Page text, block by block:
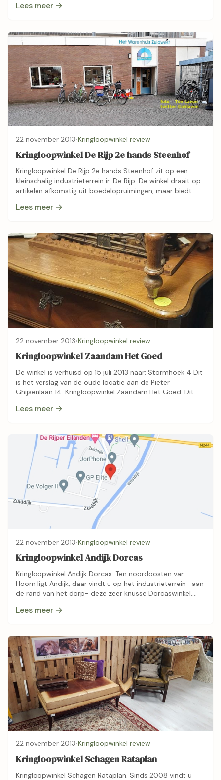
Lees meer →
22 november 2013•Kringloopwinkel review
Kringloopwinkel De Rijp 2e hands Steenhof
Kringloopwinkel De Rijp 2e hands Steenhof zit op een
kleinschalig industrieterrein in De Rijp. De winkel draait op
artikelen afkomstig uit boedelopruimingen, maar biedt
Lees meer →
22 november 2013•Kringloopwinkel review
Kringloopwinkel Zaandam Het Goed
De winkel is verhuisd op 15 juli 2013 naar: Stormhoek 4 Dit
is het verslag van de oude locatie aan de Pieter
Ghijsenlaan 14. Kringloopwinkel Zaandam Het Goed. Dit
Lees meer →
22 november 2013•Kringloopwinkel review
Kringloopwinkel Andijk Dorcas
Kringloopwinkel Andijk Dorcas. Ten noordoosten van
Hoorn ligt Andijk, daar vindt u op het industrieterrein -aan
de rand van het dorp- deze zeer knusse Dorcaswinkel.
Lees meer →
22 november 2013•Kringloopwinkel review
Kringloopwinkel Schagen Rataplan
Kringloopwinkel Schagen Rataplan. Sinds 2008 vindt u